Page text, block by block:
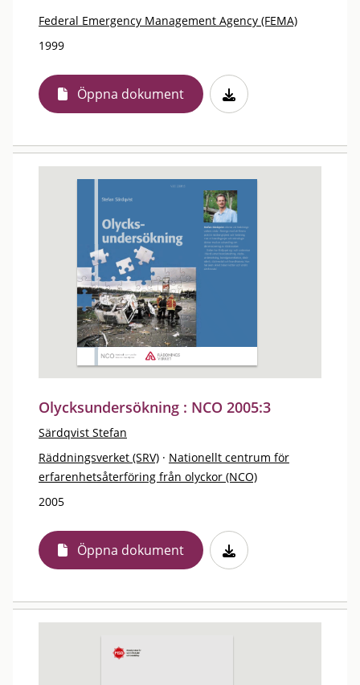
Federal Emergency Management Agency (FEMA)
1999
Öppna dokument
Olycksundersökning : NCO 2005:3
Särdqvist Stefan
Räddningsverket (SRV) · Nationellt centrum för
erfarenhetsåterföring från olyckor (NCO)
2005
Öppna dokument